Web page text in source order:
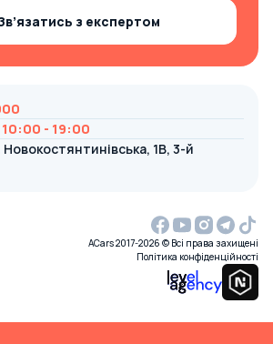
з експертом
10:00 - 19:00
1В, 3-й
ACars 2017-2026 © Всі права захищені
Політика конфіденційності